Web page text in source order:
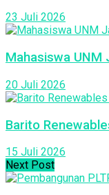
23 Juli 2026
Mahasiswa UNM
20 Juli 2026
Barito
15 Juli 2026
Next Post